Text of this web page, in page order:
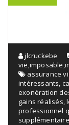
jlcruckebe
vie imposable
assurance
intéressants
exonération
gains réalisés ,
professionnel